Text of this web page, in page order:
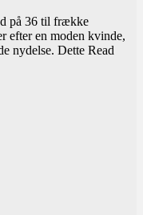
på 36 til frække
efter en moden kvinde,
nydelse. Dette Read